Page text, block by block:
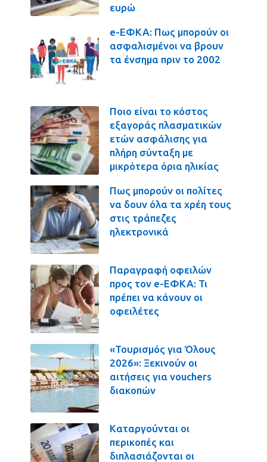
ευρώ
e-ΕΦΚΑ: Πως μπορούν οι
ασφαλισμένοι να βρουν
τα ένσημα πριν το 2002
Ποιο είναι το κόστος
εξαγοράς πλασματικών
ετών ασφάλισης για
πλήρη σύνταξη με
μικρότερα όρια ηλικίας
Πως μπορούν οι πολίτες
να δουν όλα τα χρέη τους
στις τράπεζες
ηλεκτρονικά
Παραγραφή οφειλών
προς τον e-ΕΦΚΑ: Τι
πρέπει να κάνουν οι
οφειλέτες
«Τουρισμός για Όλους
2026»: Ξεκινούν οι
αιτήσεις για vouchers
διακοπών
Καταργούνται οι
περικοπές και
διπλασιάζονται οι